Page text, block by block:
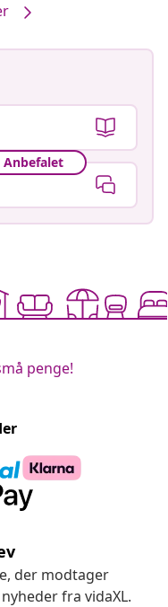
Anbefalet
penge!
der modtager
fra vidaXL.